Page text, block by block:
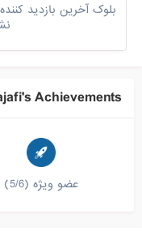
بلوک آخرین بازدید
Achievements
عضو ویژه (5/6)